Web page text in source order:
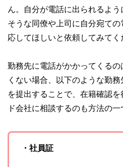
ん。自分が電話に出られるよ
そうな同僚や上司に自分宛て
応してほしいと依頼してみてく
勤務先に電話がかかってくる
くない場合、以下のような勤
を提出することで、在籍確認
ド会社に相談するのも方法の一
・社員証